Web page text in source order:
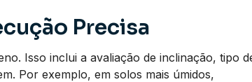
Precisa
Isso inclui a avaliação de inclinação, tipo
Por exemplo, em solos mais úmidos,